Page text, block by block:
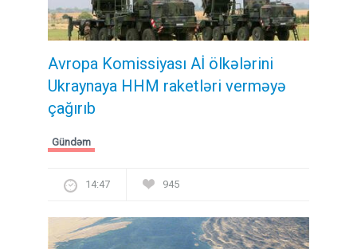
Avropa Komissiyası Aİ ölkələrini
Ukraynaya HHM raketləri verməyə
çağırıb
Gündəm
14:47 945